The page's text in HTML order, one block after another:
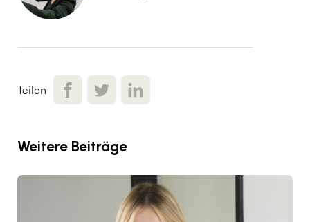
Teilen
Weitere Beiträge